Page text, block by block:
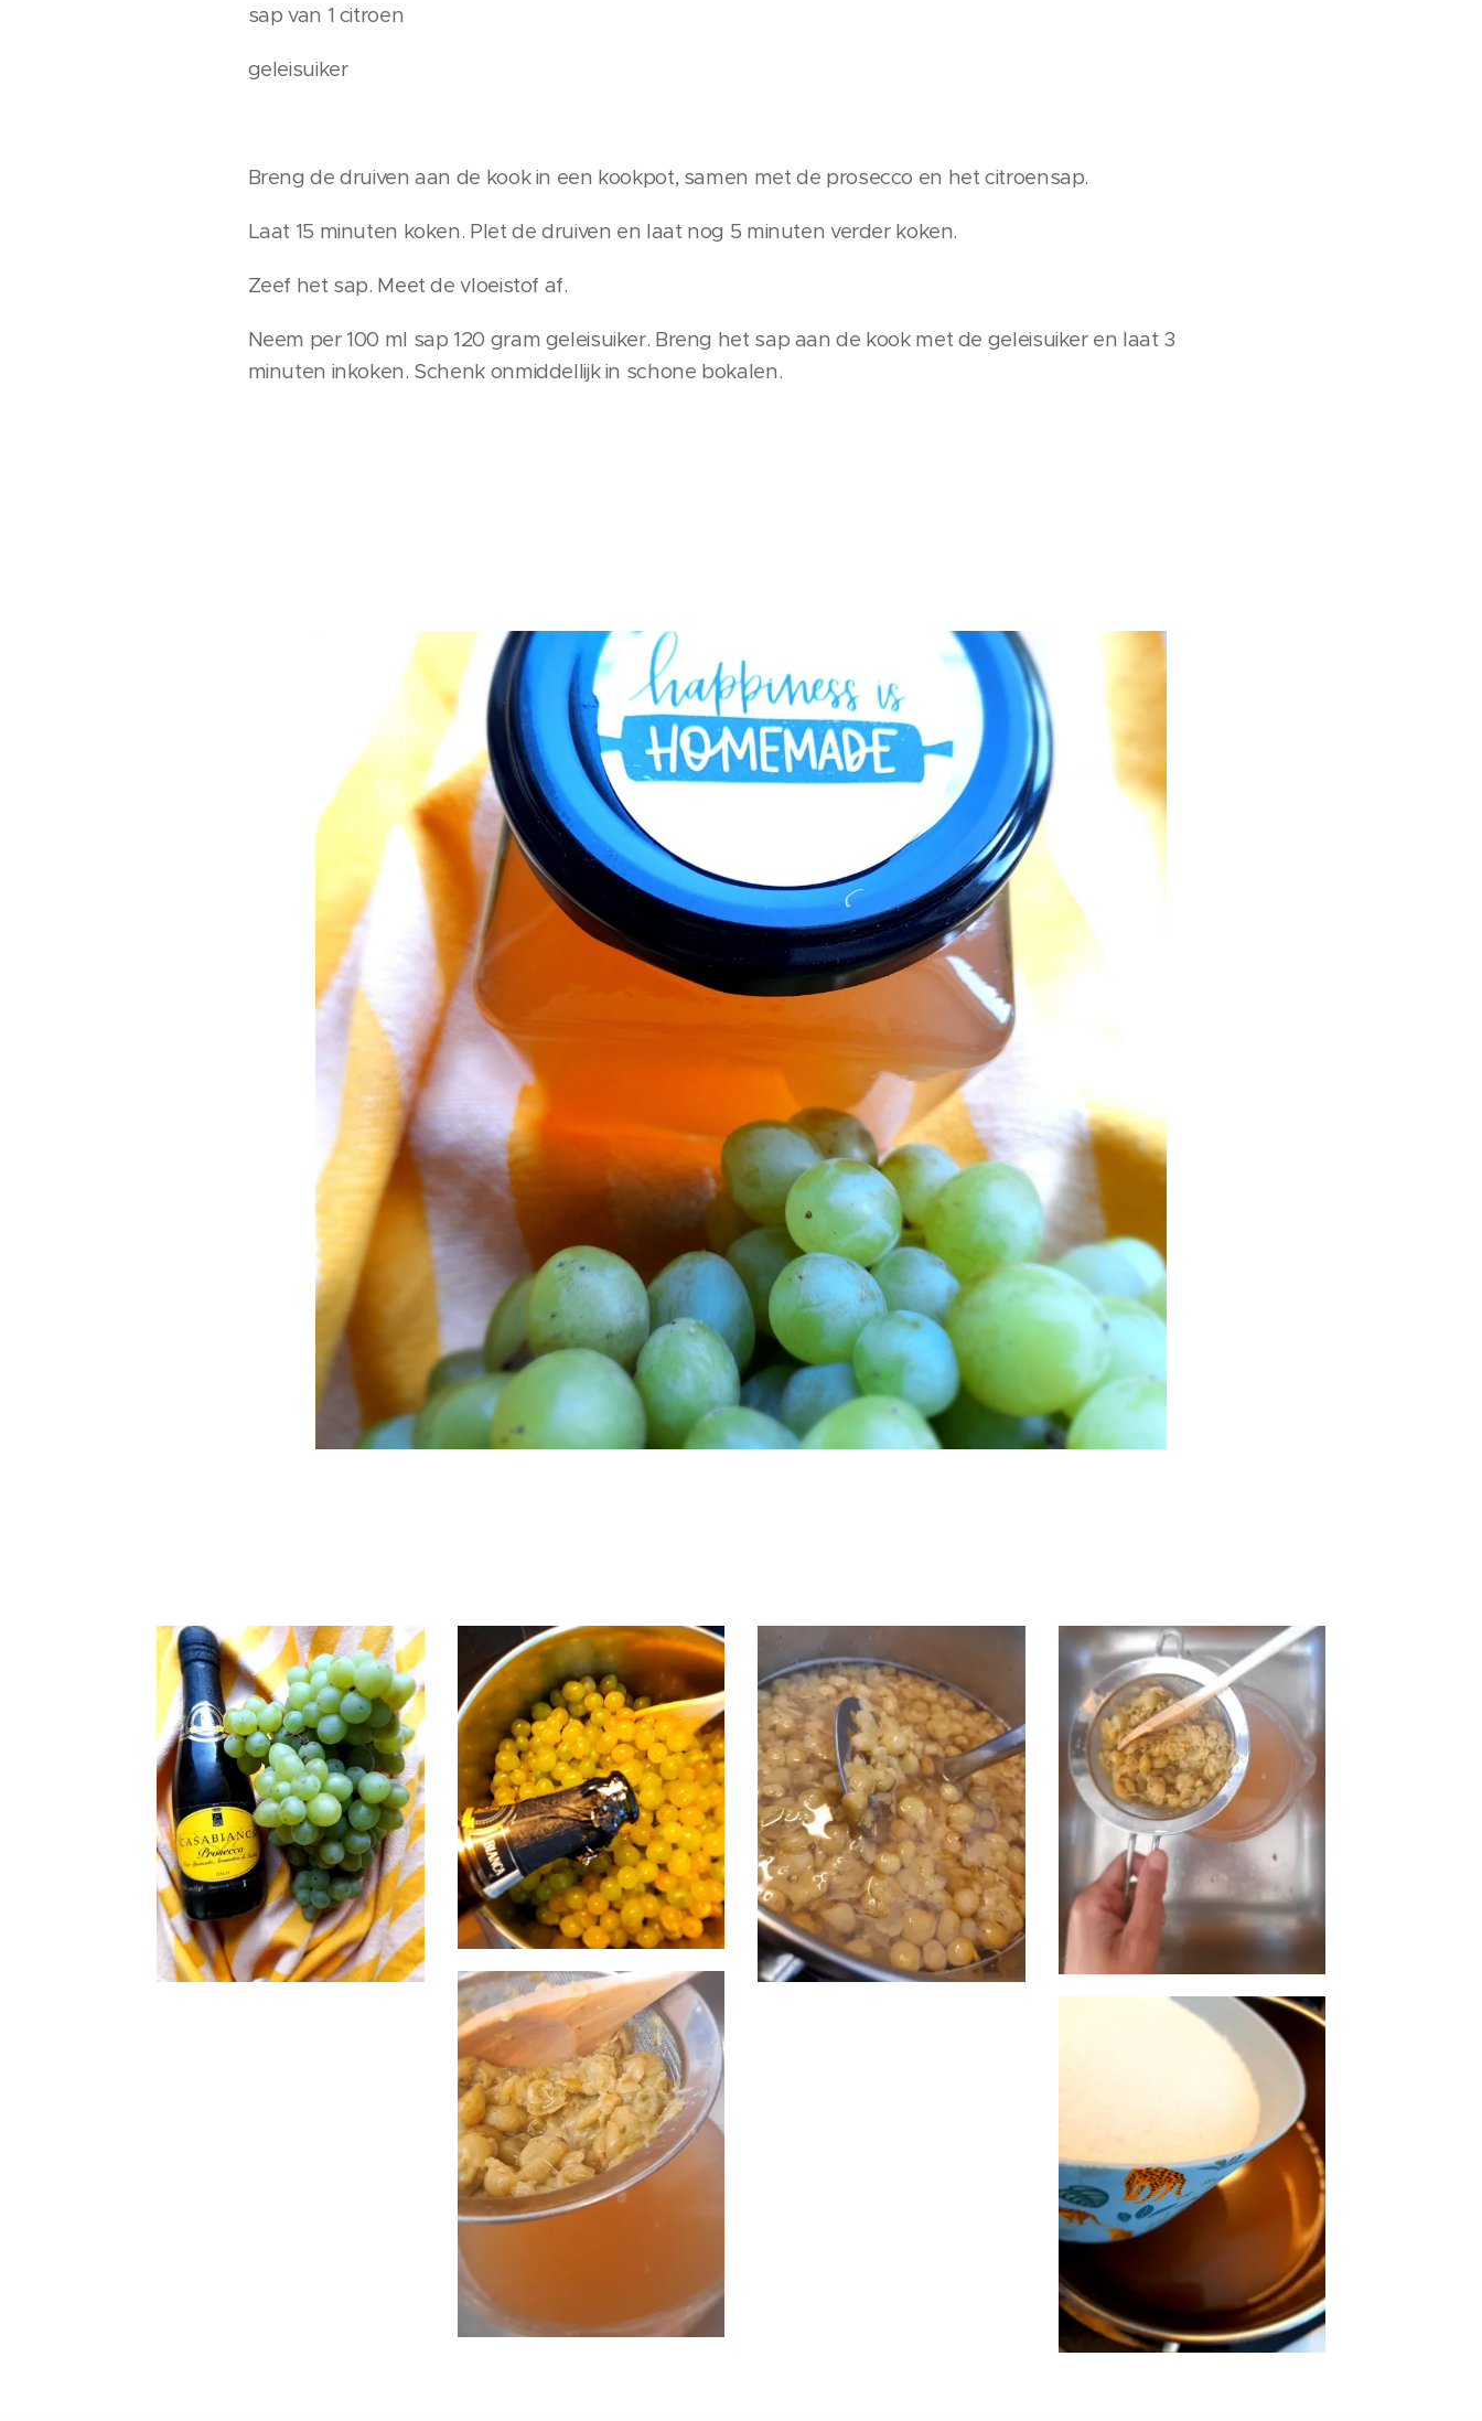
sap van 1 citroen
geleisuiker
Breng de druiven aan de kook in een kookpot, samen met de prosecco en het citroensap.
Laat 15 minuten koken. Plet de druiven en laat nog 5 minuten verder koken.
Zeef het sap. Meet de vloeistof af.
Neem per 100 ml sap 120 gram geleisuiker. Breng het sap aan de kook met de geleisuiker en laat 3
minuten inkoken. Schenk onmiddellijk in schone bokalen.